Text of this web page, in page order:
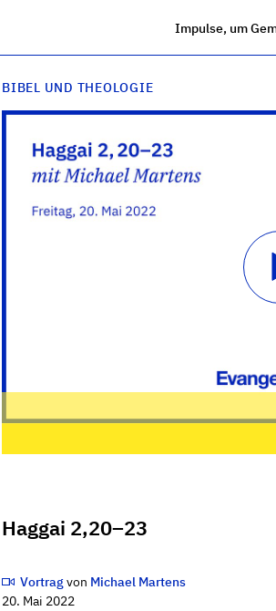
Impulse, um
BIBEL UND THEOLOGIE
Haggai 2,20–23
Vortragvon Michael Martens
20. Mai 2022